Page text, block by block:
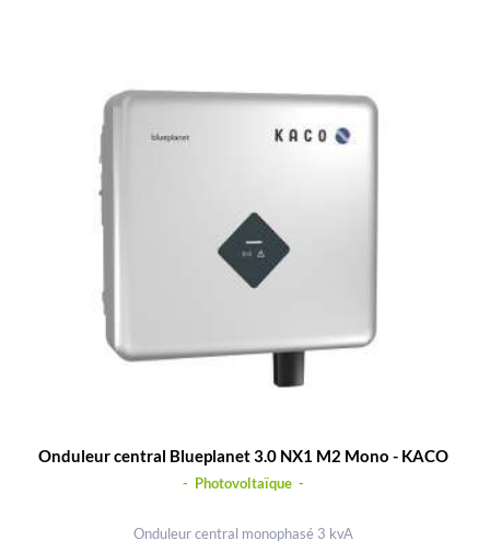
Onduleur central Blueplanet 3.0 NX1 M2 Mono - KACO
- Photovoltaïque -
Onduleur central monophasé 3 kvA